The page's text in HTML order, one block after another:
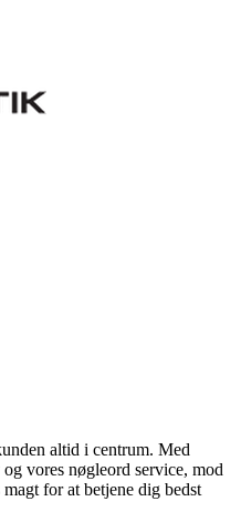
altid i centrum. Med
vores nøgleord service, mod
for at betjene dig bedst